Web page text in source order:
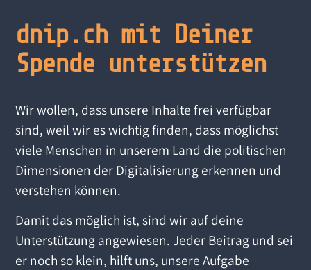
dnip.ch mit Deiner
Spende unterstützen
Wir wollen, dass unsere Inhalte frei verfügbar
sind, weil wir es wichtig finden, dass möglichst
viele Menschen in unserem Land die politischen
Dimensionen der Digitalisierung erkennen und
verstehen können.
Damit das möglich ist, sind wir auf deine
Unterstützung angewiesen. Jeder Beitrag und sei
er noch so klein, hilft uns, unsere Aufgabe